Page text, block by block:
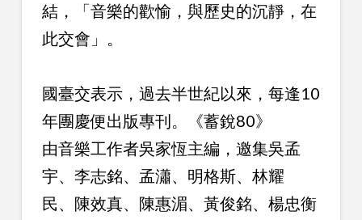
結，「音樂的歡愉，與歷史的沉靜，在
此交會」。
國臺交表示，過去半世紀以來，每逢10
年團慶便出版專刊。《蓄銳80》
由音樂工作者吳家恆主編，邀集吳孟
宇、李志銘、孟瀟、明格斯、林耀
民、陳效真、陳惠湄、黃俊銘、楊忠衡